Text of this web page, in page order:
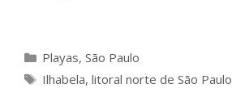
Categorías
Playas, São Paulo
Etiquetas
Ilhabela, litoral norte de São Paulo